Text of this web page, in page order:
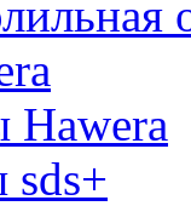
Hawera
sds+